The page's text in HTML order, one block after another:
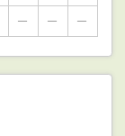
－ － －